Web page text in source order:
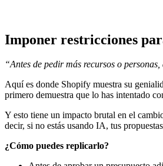
Imponer restricciones
“Antes de pedir más recursos o
Aquí es donde Shopify muestra su
primero demuestra que lo has intentado
Y esto tiene un impacto brutal en el
decir, si no estás usando IA, tus
¿Cómo puedes replicarlo?